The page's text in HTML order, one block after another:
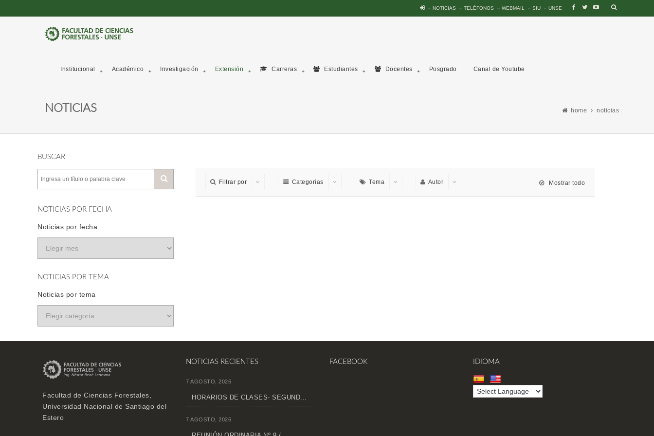
NOTICIAS TELÉFONOS WEBMAIL SIU UNSE
Institucional Académico Investigación Extensión Carreras Estudiantes Docentes Posgrado Canal de Youtube
NOTICIAS home noticias
BUSCAR
NOTICIAS POR FECHA
Noticias por fecha
NOTICIAS POR TEMA
Noticias por tema
Filtrar por Categorias Tema Autor Mostrar todo
Facultad de Ciencias Forestales,
Universidad Nacional de Santiago del
Estero
NOTICIAS RECIENTES
7 AGOSTO, 2026
HORARIOS DE CLASES- SEGUND...
7 AGOSTO, 2026
FACEBOOK IDIOMA